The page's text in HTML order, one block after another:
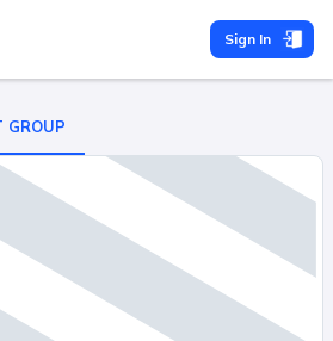
Sign In
GROUP